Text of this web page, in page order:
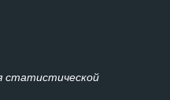
статистической